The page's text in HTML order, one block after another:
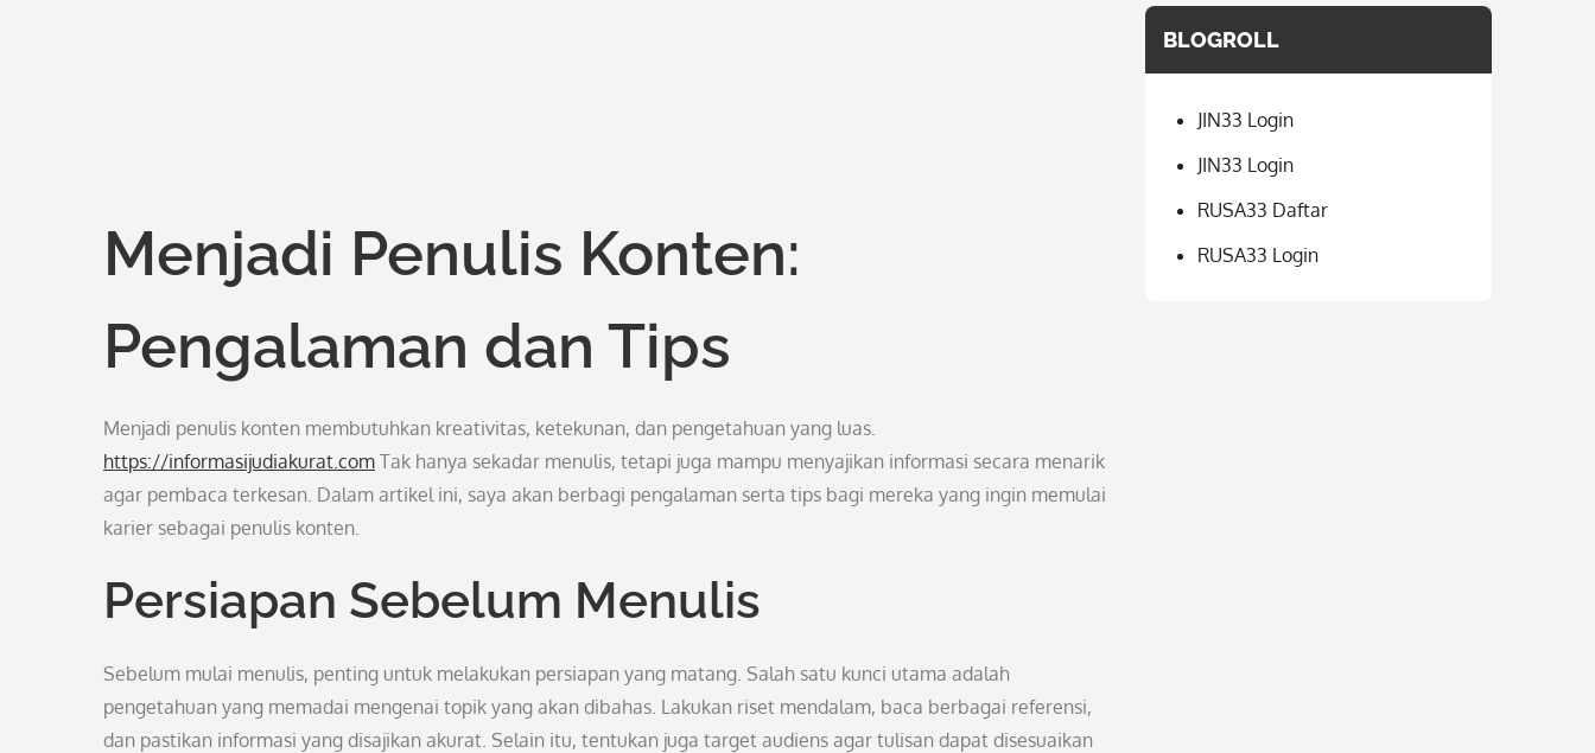
Menjadi Penulis Konten:
Pengalaman dan Tips
Menjadi penulis konten membutuhkan kreativitas, ketekunan, dan pengetahuan yang luas.
https://informasijudiakurat.com Tak hanya sekadar menulis, tetapi juga mampu menyajikan informasi secara menarik
agar pembaca terkesan. Dalam artikel ini, saya akan berbagi pengalaman serta tips bagi mereka yang ingin memulai
karier sebagai penulis konten.
Persiapan Sebelum Menulis
Sebelum mulai menulis, penting untuk melakukan persiapan yang matang. Salah satu kunci utama adalah
pengetahuan yang memadai mengenai topik yang akan dibahas. Lakukan riset mendalam, baca berbagai referensi,
dan pastikan informasi yang disajikan akurat. Selain itu, tentukan juga target audiens agar tulisan dapat disesuaikan
BLOGROLL
JIN33 Login
JIN33 Login
RUSA33 Daftar
RUSA33 Login